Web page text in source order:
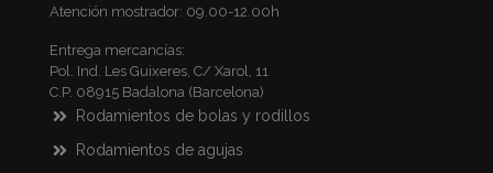
Atención mostrador: 09.00-12.00h
Entrega mercancías:
Pol. Ind. Les Guixeres, C/ Xarol, 11
C.P. 08915 Badalona (Barcelona)
Rodamientos de bolas y rodillos
Rodamientos de agujas